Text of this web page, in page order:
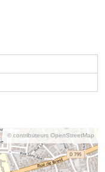
© contributeurs OpenStreetMap